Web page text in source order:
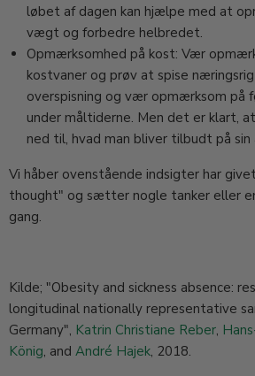
løbet af dagen kan hjælpe med at
vægt og forbedre helbredet.
Opmærksomhed på kost: Vær
kostvaner og prøv at spise næringsrig
overspisning og vær opmærksom på
under måltiderne. Men det er klart,
ned til, hvad man bliver tilbudt på sin
Vi håber ovenstående indsigter har
thought" og sætter nogle tanker eller
gang.
Kilde; "Obesity and sickness absence:
longitudinal nationally representative
Germany", Katrin Christiane Reber,
König, and André Hajek, 2018.